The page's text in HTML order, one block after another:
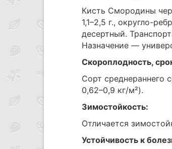
Кисть Смородины
1,1–2,5 г., округло-
десертный.
Назначение —
Скороплодность,
Сорт среднераннего
0,62–0,9 кг/м²).
Зимостойкость:
Отличается
Устойчивость к